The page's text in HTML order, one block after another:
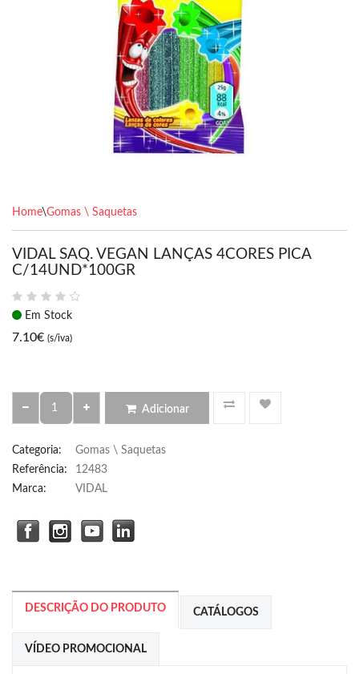
Home\Gomas \ Saquetas
VIDAL SAQ. VEGAN LANÇAS 4CORES PICA
C/14UND*100GR
Em Stock
7.10€ (s/iva)
Adicionar
Categoria:
Gomas \ Saquetas
Referência:
12483
Marca:
VIDAL
DESCRIÇÃO DO PRODUTO CATÁLOGOS
VÍDEO PROMOCIONAL